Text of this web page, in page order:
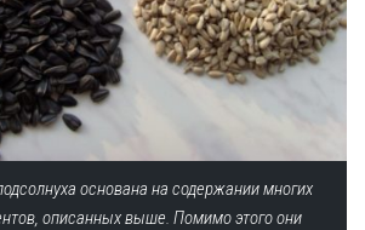
основана на содержании многих
описанных выше. Помимо этого они